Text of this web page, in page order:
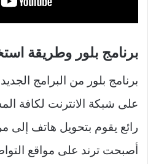
برنامج بلور وطريقة
برنامج بلور من البرامج
على شبكة الانترنت لكافة
رائع يقوم بتحويل هاتف إلى
أصبحت ترند على مواقع